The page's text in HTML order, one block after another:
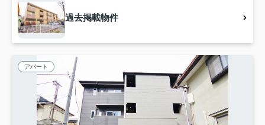
過去掲載物件
アパート